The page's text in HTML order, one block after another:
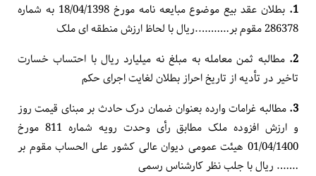
1.
بطلان عقد بیع موضوع مبایعه نامه مورخ 18/04/1398 به شماره
286378 مقوم بر………..ریال با لحاظ ارزش منطقه ای ملک
2. مطالبه ثمن معامله به مبلغ نه میلیارد ریال با احتساب خسارت
تاخیر در تأدیه از تاریخ احراز بطلان لغایت اجرای حکم
3. مطالبه غرامات وارده بعنوان ضمان درک حادث بر مبنای قیمت روز
و ارزش افزوده ملک مطابق رأی وحدت رویه شماره 811 مورخ
01/04/1400 هیئت عمومی دیوان عالی کشور علی الحساب مقوم بر
……. ریال با جلب نظر کارشناس رسمی